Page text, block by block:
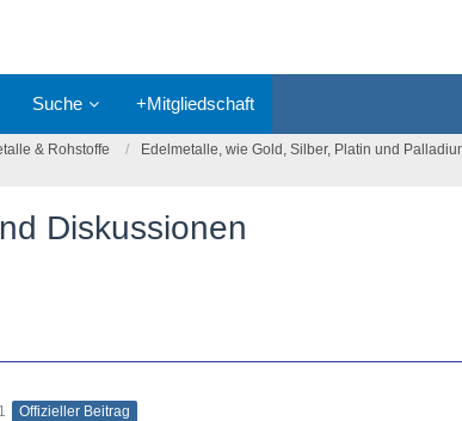
Suche +Mitgliedschaft
& Rohstoffe
Edelmetalle, wie Gold, Silber, Platin und
Diskussionen
Offizieller Beitrag